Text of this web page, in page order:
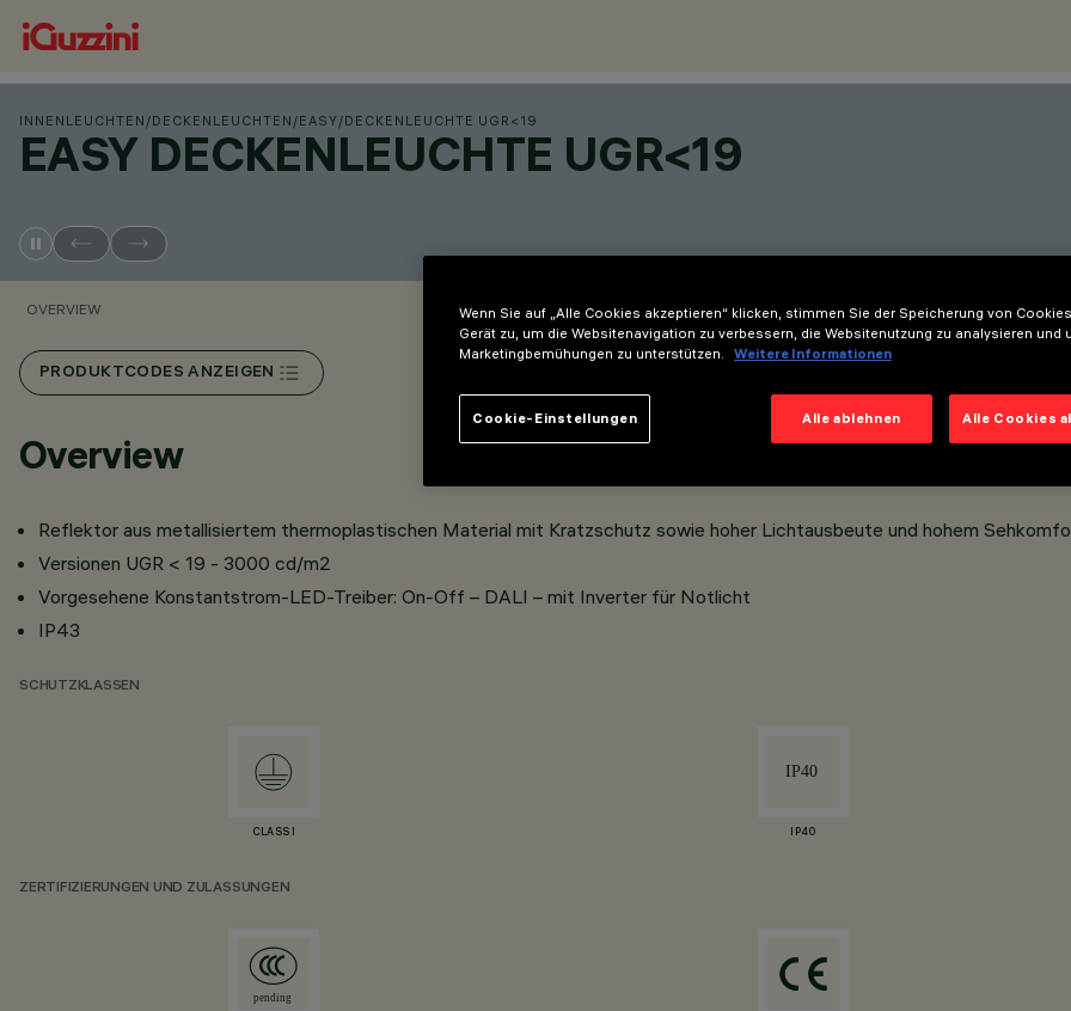
INNENLEUCHTEN /DECKENLEUCHTEN /EASY/DECKENLEUCHTE UGR<19
EASY DECKENLEUCHTE UGR<19
OVERVIEW
PRODUKTCODES ANZEIGEN
Overview
Reflektor aus metallisiertem thermoplastischen Material mit Kratzschutz sowie hoher Lichtausbeute und hohem
Versionen UGR < 19 - 3000 cd/m2
Vorgesehene Konstantstrom-LED-Treiber: On-Off – DALI – mit Inverter für Notlicht
IP43
SCHUTZKLASSEN
CLASS I IP40
ZERTIFIZIERUNGEN UND ZULASSUNGEN
Wenn Sie auf „Alle Cookies akzeptieren“ klicken, stimmen Sie der Speicherung von
Gerät zu, um die Websitenavigation zu verbessern, die Websitenutzung zu analysieren und
Marketingbemühungen zu unterstützen.
Weitere Informationen
Alle ablehnen Alle Cookies
Cookie-Einstellungen